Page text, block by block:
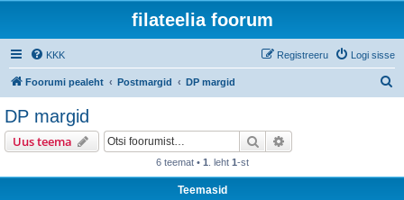
filateelia foorum
KKK Logi sisse
Registreeru
Foorumi pealeht Postmargid DP margid
DP margid
Uus teema Otsi
6 teemat • 1 . leht 1-st
Teemasid